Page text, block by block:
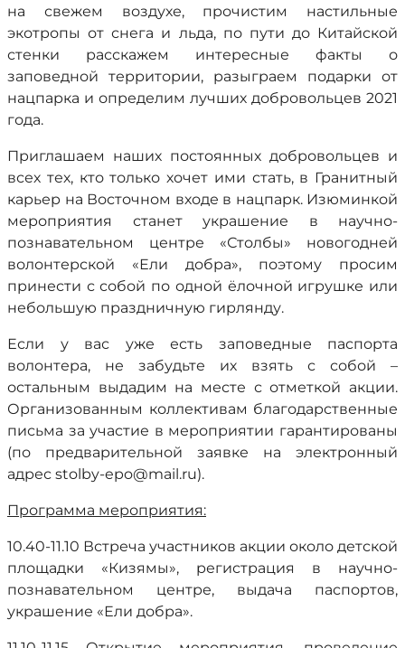
на свежем воздухе, прочистим настильные
экотропы от снега и льда, по пути до Китайской
стенки расскажем интересные факты о
заповедной территории, разыграем подарки от
нацпарка и определим лучших добровольцев 2021
года.
Приглашаем наших постоянных добровольцев и
всех тех, кто только хочет ими стать, в Гранитный
карьер на Восточном входе в нацпарк. Изюминкой
мероприятия станет украшение в научно-
познавательном центре «Столбы» новогодней
волонтерской «Ели добра», поэтому просим
принести с собой по одной ёлочной игрушке или
небольшую праздничную гирлянду.
Если у вас уже есть заповедные паспорта
волонтера, не забудьте их взять с собой –
остальным выдадим на месте с отметкой акции.
Организованным коллективам благодарственные
письма за участие в мероприятии гарантированы
(по предварительной заявке на электронный
адрес stolby-epo@mail.ru).
Программа мероприятия:
10.40-11.10 Встреча участников акции около детской
площадки «Кизямы», регистрация в научно-
познавательном центре, выдача паспортов,
украшение «Ели добра».